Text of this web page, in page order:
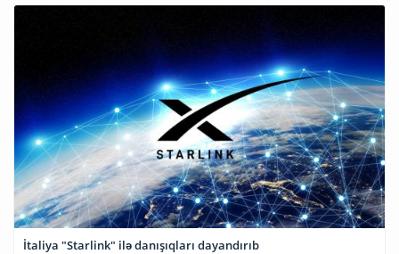
İtaliya "Starlink" ilə danışıqları dayandırıb